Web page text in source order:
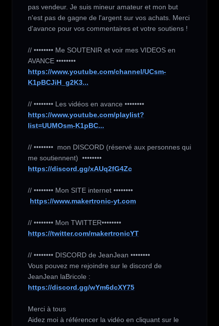
pas vendeur. Je suis mineur amateur et mon but
n'est pas de gagne de l'argent sur vos achats. Merci
d'avance pour vos commentaires et votre soutiens !
// •••••••• Me SOUTENIR et voir mes VIDEOS en
https://www.youtube.com/channel/UCsm-
K1pBCJiH_g2K3...
https://www.youtube.com/playlist?
list=UUMOsm-K1pBC...
// ••••••••  mon DISCORD (réservé aux personnes qui
https://discord.gg/xAUq2fG4Zc
// •••••••• Mon SITE internet ••••••••
https://www.makertronic-yt.com
https://twitter.com/makertronicYT
// •••••••• DISCORD de JeanJean ••••••••
Vous pouvez me rejoindre sur le discord de
https://discord.gg/wYm6dcXY75
Merci à tous
Aidez moi à référencer la vidéo en cliquant sur le